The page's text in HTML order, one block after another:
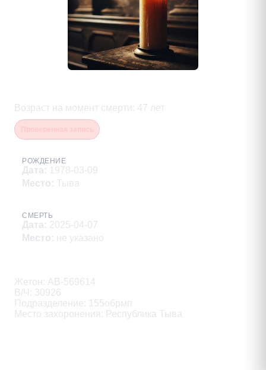
Возраст на момент смерти : 47 лет
РОЖДЕНИЕ
Дата: 1978-03-09
Место: Тыва
СМЕРТЬ
Дата: 2025-04-07
Место: не указано
Жетон: АВ-569614
В/Ч: 30926
Подразделение: 155обрмп
Место захоронения: Республика Тыва